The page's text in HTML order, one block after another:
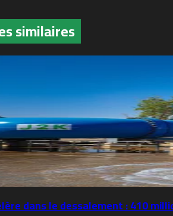
similaires
dans le dessalement : 410